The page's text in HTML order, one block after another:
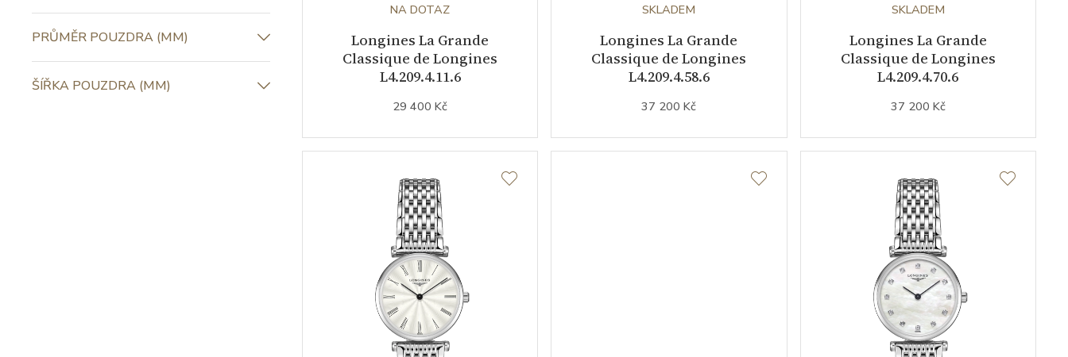
PRŮMĚR POUZDRA (MM)
ŠÍŘKA POUZDRA (MM)
NA DOTAZ
Longines La Grande
Classique de Longines
L4.209.4.11.6
29 400 Kč
SKLADEM
Longines La Grande
Classique de Longines
L4.209.4.58.6
37 200 Kč
SKLADEM
Longines La Grande
Classique de Longines
L4.209.4.70.6
37 200 Kč